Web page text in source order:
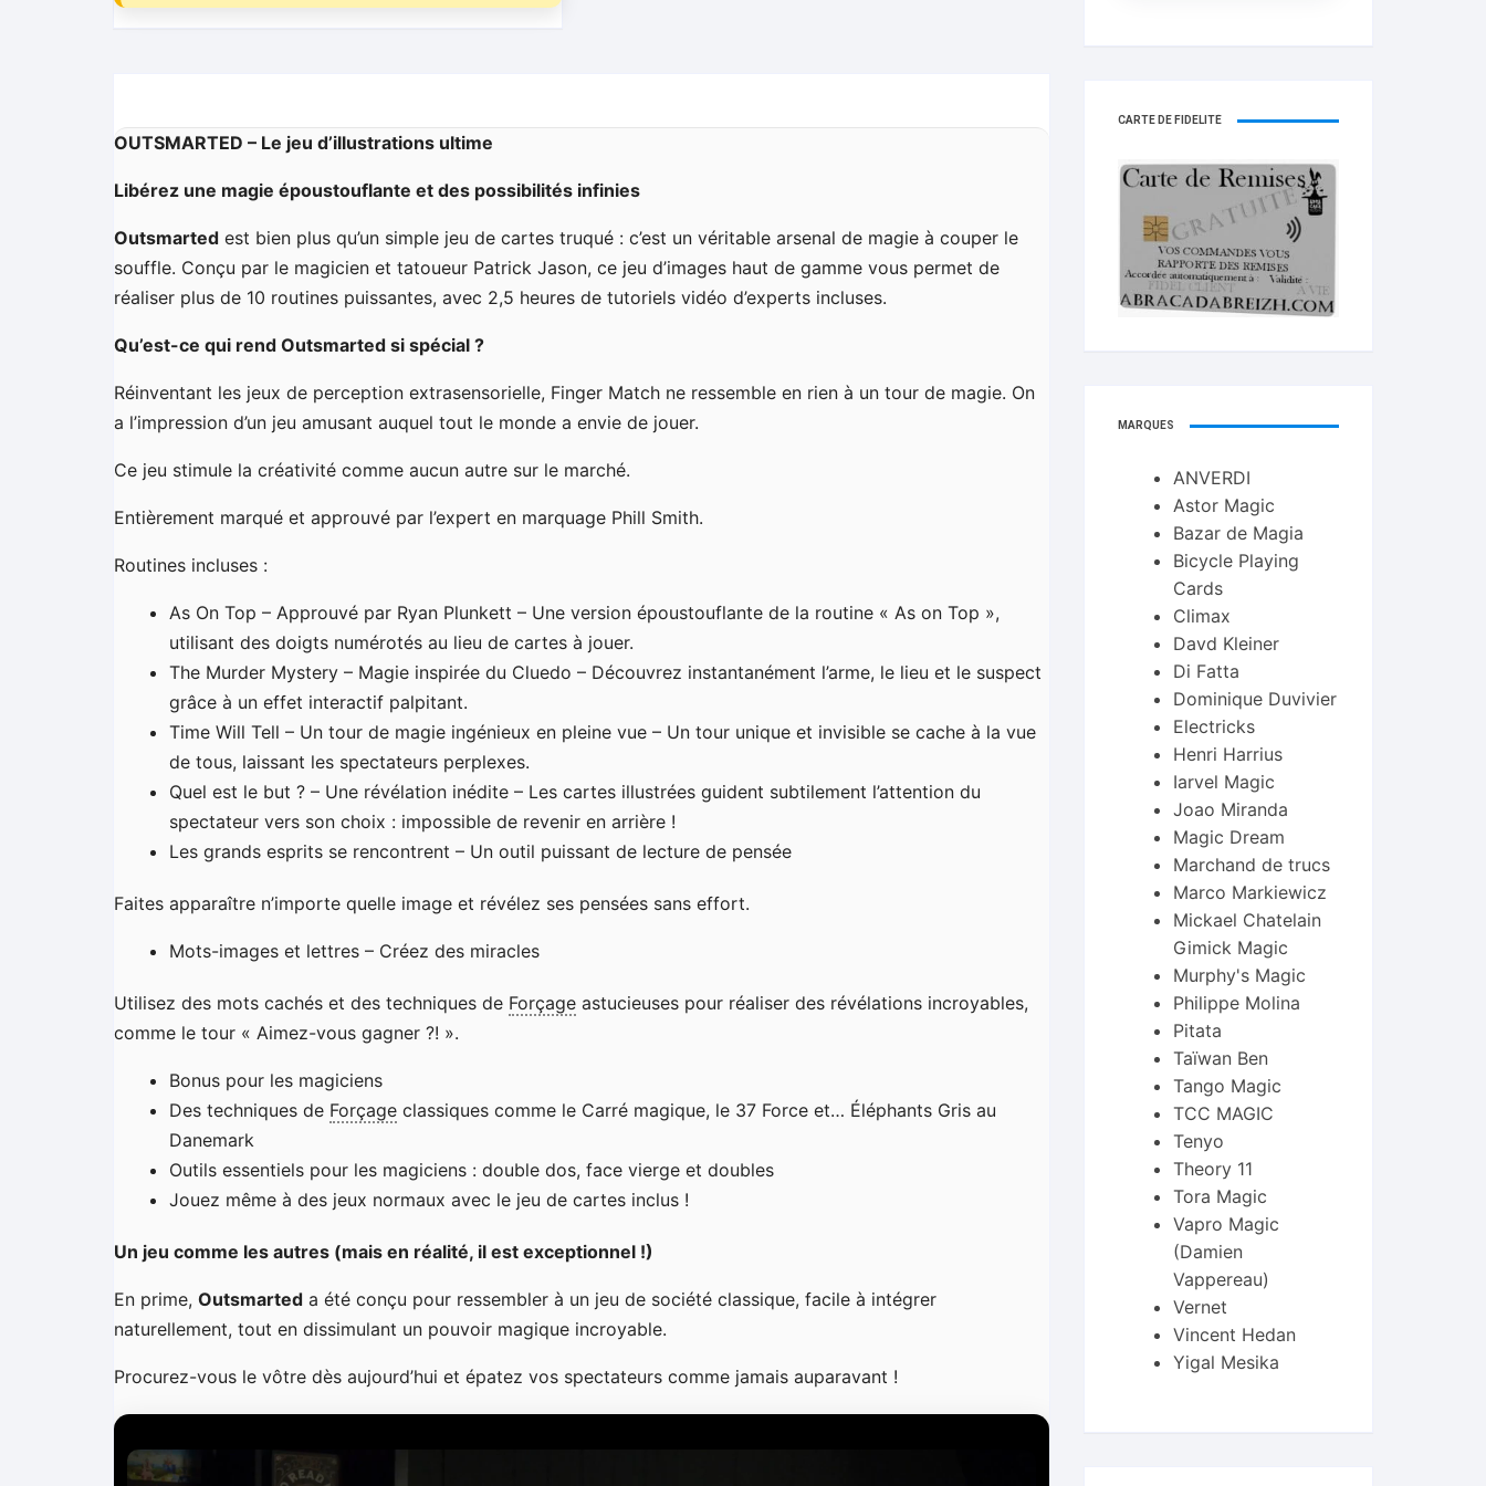
OUTSMARTED – Le jeu d’illustrations ultime
Libérez une magie époustouflante et des possibilités infinies
Outsmarted est bien plus qu’un simple jeu de cartes truqué : c’est un véritable arsenal de magie à couper le
souffle. Conçu par le magicien et tatoueur Patrick Jason, ce jeu d’images haut de gamme vous permet de
réaliser plus de 10 routines puissantes, avec 2,5 heures de tutoriels vidéo d’experts incluses.
Qu’est-ce qui rend Outsmarted si spécial ?
Réinventant les jeux de perception extrasensorielle, Finger Match ne ressemble en rien à un tour de magie. On
a l’impression d’un jeu amusant auquel tout le monde a envie de jouer.
Ce jeu stimule la créativité comme aucun autre sur le marché.
Entièrement marqué et approuvé par l’expert en marquage Phill Smith.
Routines incluses :
As On Top – Approuvé par Ryan Plunkett – Une version époustouflante de la routine « As on Top »,
utilisant des doigts numérotés au lieu de cartes à jouer.
The Murder Mystery – Magie inspirée du Cluedo – Découvrez instantanément l’arme, le lieu et le suspect
grâce à un effet interactif palpitant.
Time Will Tell – Un tour de magie ingénieux en pleine vue – Un tour unique et invisible se cache à la vue
de tous, laissant les spectateurs perplexes.
Quel est le but ? – Une révélation inédite – Les cartes illustrées guident subtilement l’attention du
spectateur vers son choix : impossible de revenir en arrière !
Les grands esprits se rencontrent – Un outil puissant de lecture de pensée
Faites apparaître n’importe quelle image et révélez ses pensées sans effort.
Mots-images et lettres – Créez des miracles
Utilisez des mots cachés et des techniques de Forçage astucieuses pour réaliser des révélations incroyables,
comme le tour « Aimez-vous gagner ?! ».
Bonus pour les magiciens
Des techniques de Forçage classiques comme le Carré magique, le 37 Force et… Éléphants Gris au
Danemark
Outils essentiels pour les magiciens : double dos, face vierge et doubles
Jouez même à des jeux normaux avec le jeu de cartes inclus !
Un jeu comme les autres (mais en réalité, il est exceptionnel !)
En prime, Outsmarted a été conçu pour ressembler à un jeu de société classique, facile à intégrer
naturellement, tout en dissimulant un pouvoir magique incroyable.
Procurez-vous le vôtre dès aujourd’hui et épatez vos spectateurs comme jamais auparavant !
e
CARTE DE FIDELITÉ
MARQUES
ANVERDI
Astor Magic
Bazar de Magia
Bicycle Playing
Cards
Climax
Davd Kleiner
Di Fatta
Dominique Duvivier
Electricks
Henri Harrius
Iarvel Magic
Joao Miranda
Magic Dream
Marchand de trucs
Marco Markiewicz
Mickael Chatelain
Gimick Magic
Murphy's Magic
Philippe Molina
Pitata
Taïwan Ben
Tango Magic
TCC MAGIC
Tenyo
Theory 11
Tora Magic
Vapro Magic
(Damien
Vappereau)
Vernet
Vincent Hedan
Yigal Mesika